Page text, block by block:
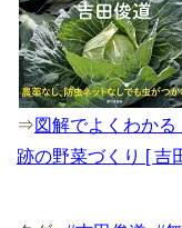
⇒図解でよくわか
跡の野菜づくり [ 吉